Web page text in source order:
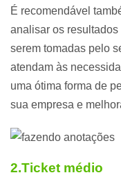
É recomendável
analisar os
serem tomadas pelo
atendam às
uma ótima forma de
sua empresa e
2.Ticket médio